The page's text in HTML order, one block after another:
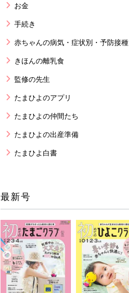
お金
手続き
赤ちゃんの病気・症状別・予防接種
きほんの離乳食
監修の先生
たまひよのアプリ
たまひよの仲間たち
たまひよの出産準備
たまひよ白書
最新号